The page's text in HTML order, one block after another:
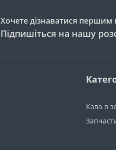
Хочете дізнаватися першим
Підпишіться на нашу
Кава в